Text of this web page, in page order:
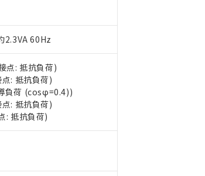
2.3VA 60Hz
点: 抵抗負荷)
: 抵抗負荷)
負荷 (cosφ=0.4))
: 抵抗負荷)
: 抵抗負荷)